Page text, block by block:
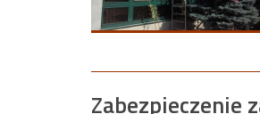
Zabezpieczenie